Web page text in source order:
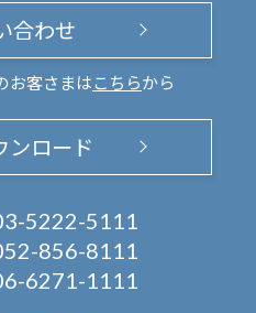
合わせ
お客さまは こちらから
ンロード
5222-5111
856-8111
6271-1111